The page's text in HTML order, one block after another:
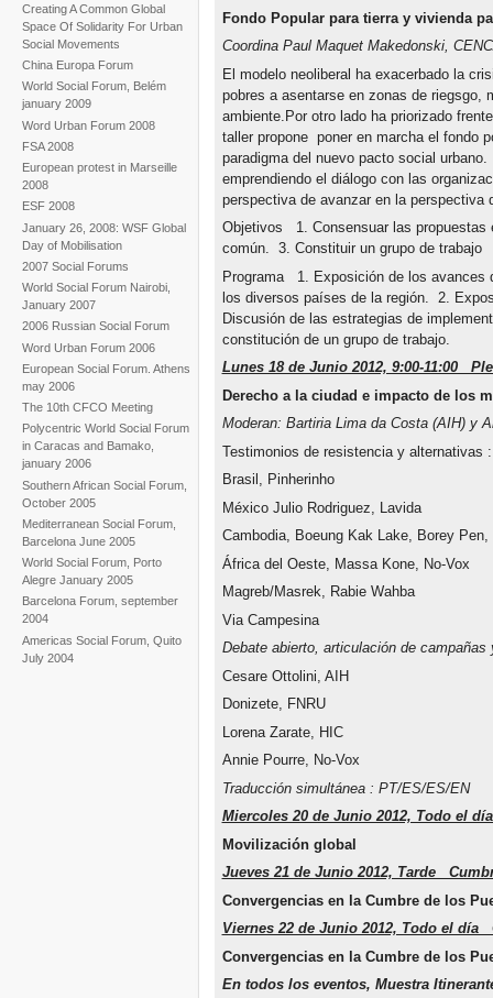
Creating A Common Global
Space Of Solidarity For Urban
Social Movements
China Europa Forum
World Social Forum, Belém
january 2009
Word Urban Forum 2008
FSA 2008
European protest in Marseille
2008
ESF 2008
January 26, 2008: WSF Global
Day of Mobilisation
2007 Social Forums
World Social Forum Nairobi,
January 2007
2006 Russian Social Forum
Word Urban Forum 2006
European Social Forum. Athens
may 2006
The 10th CFCO Meeting
Polycentric World Social Forum
in Caracas and Bamako,
january 2006
Southern African Social Forum,
October 2005
Mediterranean Social Forum,
Barcelona June 2005
World Social Forum, Porto
Alegre January 2005
Barcelona Forum, september
2004
Americas Social Forum, Quito
July 2004
Fondo Popular para tierra y vivienda
Coordina Paul Maquet Makedonski,
El modelo neoliberal ha exacerbado la
pobres a asentarse en zonas de riegsgo,
ambiente.Por otro lado ha priorizado
taller propone poner en marcha el fondo
paradigma del nuevo pacto social
emprendiendo el diálogo con las
perspectiva de avanzar en la perspectiva
Objetivos 1. Consensuar las propuestas
común. 3. Constituir un grupo de trabajo
Programa 1. Exposición de los avances
los diversos países de la región. 2.
Discusión de las estrategias de
constitución de un grupo de trabajo.
Lunes 18 de Junio 2012, 9:00-11:00
Derecho a la ciudad e impacto de los
Moderan: Bartiria Lima da Costa (AIH) y
Testimonios de resistencia y alternativas :
Brasil, Pinherinho
México Julio Rodriguez, Lavida
Cambodia, Boeung Kak Lake, Borey Pen,
África del Oeste, Massa Kone, No-Vox
Magreb/Masrek, Rabie Wahba
Via Campesina
Debate abierto, articulación de
Cesare Ottolini, AIH
Donizete, FNRU
Lorena Zarate, HIC
Annie Pourre, No-Vox
Traducción simultánea : PT/ES/ES/EN
Miercoles 20 de Junio 2012, Todo el
Movilización global
Jueves 21 de Junio 2012, Tarde
Convergencias en la Cumbre de los
Viernes 22 de Junio 2012, Todo el día
Convergencias en la Cumbre de los
En todos los eventos, Muestra